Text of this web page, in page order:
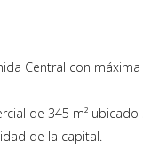
Central con
de 345 m²
de la capital.